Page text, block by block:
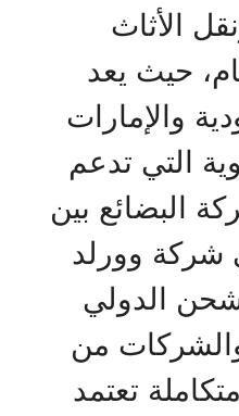
الأثاث
حيث يعد
والإمارات
التي تدعم
البضائع بين
شركة وورلد
الدولي
والشركات من
تعتمد